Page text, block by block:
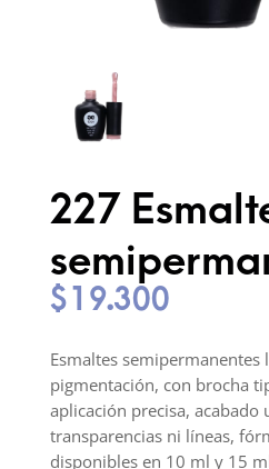
227
$19.300
Esmaltes semipermanentes
pigmentación, con brocha
aplicación precisa, acabado
transparencias ni líneas,
disponibles en 10 ml y 15